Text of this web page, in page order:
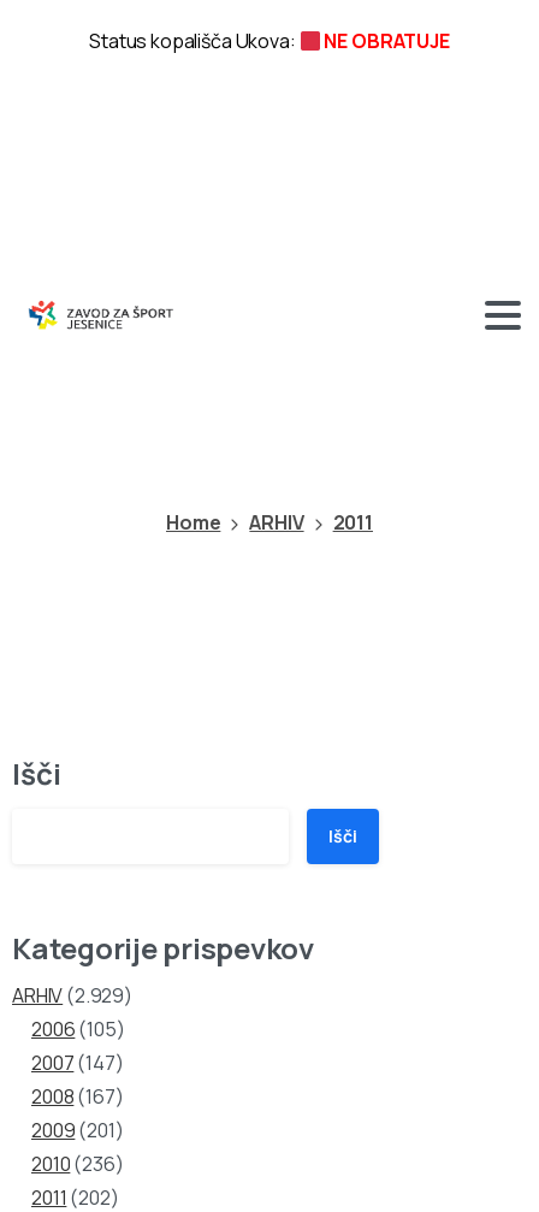
Home ARHIV 2011
Išči
Išči
Kategorije prispevkov
ARHIV(2.929)
2006(105)
2007(147)
2008(167)
2009(201)
2010(236)
2011 (202)
Status kopališča Ukova: NE OBRATUJE